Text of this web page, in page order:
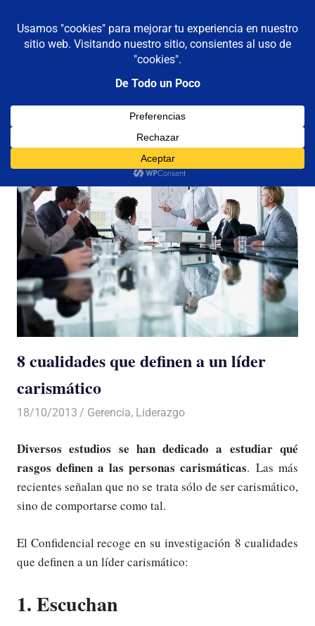
contenido
De todo un poco
Reflexiones,
Viajes
MENÚ
8 cualidades que definen a un líder
carismático
18/10/2013 Luis Castellanos
Gerencia, Liderazgo
Diversos estudios se han dedicado a estudiar qué
rasgos definen a las personas carismáticas. Las más
recientes señalan que no se trata sólo de ser carismático,
sino de comportarse como tal.
El Confidencial recoge en su investigación 8 cualidades
que definen a un líder carismático:
1. Escuchan